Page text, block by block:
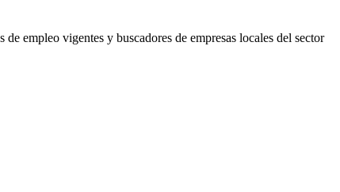
empleo vigentes y buscadores de empresas locales del sector